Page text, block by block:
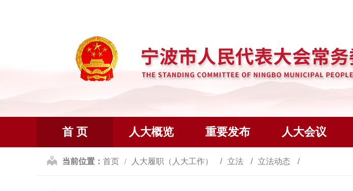
首 页 人大概览 重要发布 人大会议
当前位置： 首页 人大履职（人大工作） 立法 立法动态